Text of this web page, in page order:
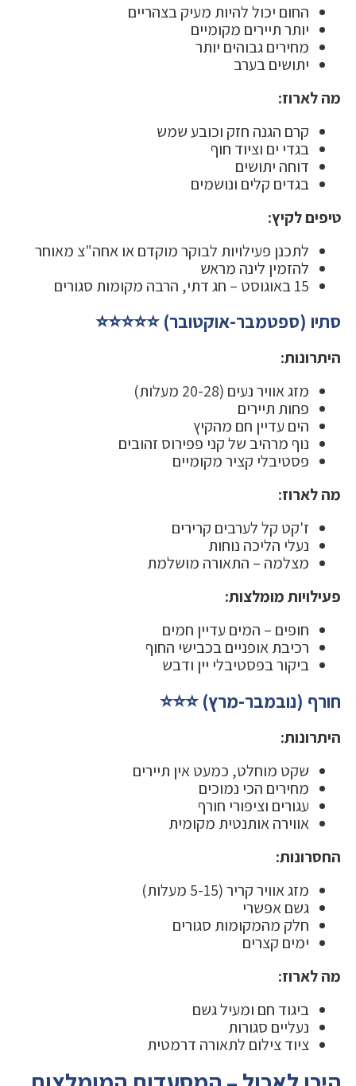
החום יכול להיות מעיק בצהריים
יותר תיירים מקומיים
מחירים גבוהים יותר
יתושים בערב
מה לארוז:
קרם הגנה חזק וכובע שמש
בגדי ים וציוד חוף
דוחה יתושים
בגדים קלים ונושמים
טיפים לקיץ:
לתכנן פעילויות לבוקר מוקדם או אחה"צ מאוחר
להזמין לינה מראש
15 באוגוסט – חג דתי, הרבה מקומות סגורים
סתיו (ספטמבר-אוקטובר) ⭐⭐⭐⭐⭐
היתרונות:
מזג אוויר נעים (20-28 מעלות)
פחות תיירים
הים עדיין חם מהקיץ
נוף מרהיב של קני פפירוס זהובים
פסטיבלי קציר מקומיים
מה לארוז:
ז'קט קל לערבים קרירים
נעלי הליכה נוחות
מצלמה – התאורה מושלמת
פעילויות מומלצות:
חופים – המים עדיין חמים
רכיבת אופניים בכבישי החוף
ביקור בפסטיבלי יין ודבש
חורף (נובמבר-מרץ) ⭐⭐⭐
היתרונות:
שקט מוחלט, כמעט אין תיירים
מחירים הכי נמוכים
עגורים וציפורי חורף
אווירה אותנטית מקומית
החסרונות:
מזג אוויר קריר (5-15 מעלות)
גשם אפשרי
חלק מהמקומות סגורים
ימים קצרים
מה לארוז:
ביגוד חם ומעיל גשם
נעליים סגורות
ציוד צילום לתאורה דרמטית